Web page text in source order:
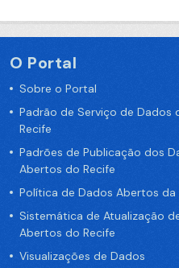
O Portal
Sobre o Portal
Padrão de Serviço de Dados
Recife
Padrões de Publicação dos
Abertos do Recife
Política de Dados Abertos da
Sistemática de Atualização
Abertos do Recife
Visualizações de Dados